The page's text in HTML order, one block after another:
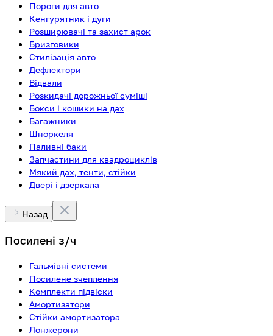
Пороги для авто
Кенгурятник і дуги
Розширювачі та захист арок
Бризговики
Стилізація авто
Дефлектори
Відвали
Розкидачі дорожньої суміші
Бокси і кошики на дах
Багажники
Шноркеля
Паливні баки
Запчастини для квадроциклів
Мякий дах, тенти, стійки
Двері і дзеркала
Назад
Посилені з/ч
Гальмівні системи
Посилене зчеплення
Комплекти підвіски
Амортизатори
Стійки амортизатора
Лонжерони